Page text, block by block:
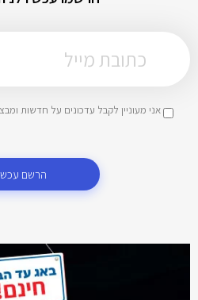
אני מעוניין לקבל עדכונים על חדשות
הרשם